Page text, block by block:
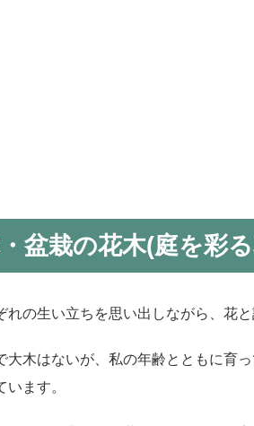
盆栽の花木(庭を彩
れの生い立ちを思い出しながら、花
大木はないが、私の年齢とともに育
ます。